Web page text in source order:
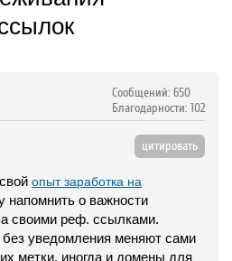
Сообщений: 650
Благодарности: 102
цитировать
опыт заработка на
напомнить о важности
своими реф. ссылками.
без уведомления меняют сами
метки, иногда и домены для